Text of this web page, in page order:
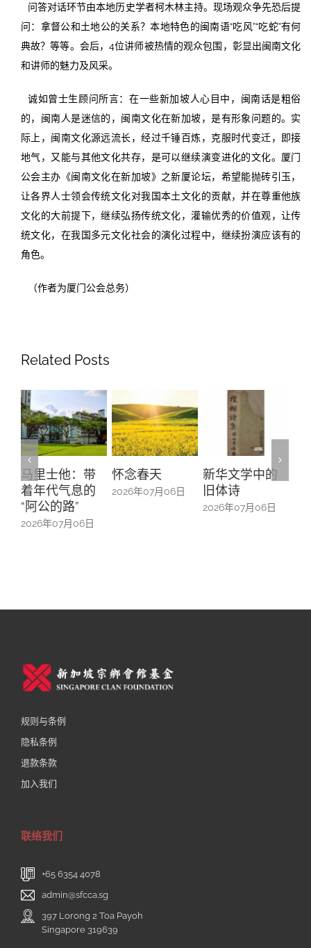
问答对话环节由本地历史学者柯木林主持。现场观众争先恐后提
问：拿督公和土地公的关系？本地特色的闽南语“吃风”“吃蛇”有何
典故？等等。会后，4位讲师被热情的观众包围，彰显出闽南文化
和讲师的魅力及风采。
诚如曾士生顾问所言：在一些新加坡人心目中，闽南话是粗俗
的，闽南人是迷信的，闽南文化在新加坡，是有形象问题的。实
际上，闽南文化源远流长，经过千锤百炼，克服时代变迁，即接
地气，又能与其他文化共存，是可以继续演变进化的文化。厦门
公会主办《闽南文化在新加坡》之新厦论坛，希望能抛砖引玉，
让各界人士领会传统文化对我国本土文化的贡献，并在尊重他族
文化的大前提下，继续弘扬传统文化，灌输优秀的价值观，让传
统文化，在我国多元文化社会的演化过程中，继续扮演应该有的
角色。
（作者为厦门公会总务）
Related Posts
马里士他：带
着年代气息的
“阿公的路”
2026年07月06日
怀念春天
2026年07月06日
新华文学中的
旧体诗
2026年07月06日
规则与条例
隐私条例
退款条款
加入我们
联络我们
+65 6354 4078
admin@sfcca.sg
397 Lorong 2 Toa Payoh
Singapore 319639